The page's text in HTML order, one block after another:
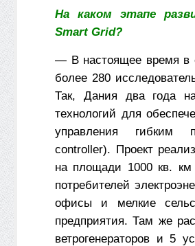
На каком этапе
Smart Grid?
— В настоящее время в
более 280
Так, Дания два года
технологий для
управления гибким
controller). Проект
на площади 1000 кв. км
потребителей
офисы и мелкие
предприятия. Там же
ветрогенераторов и 5